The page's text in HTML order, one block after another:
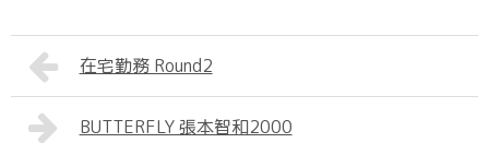
在宅勤務 Round2
BUTTERFLY 張本智和2000